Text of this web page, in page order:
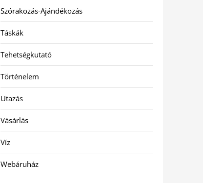
Szórakozás-Ajándékozás
Táskák
Tehetségkutató
Történelem
Utazás
Vásárlás
Víz
Webáruház